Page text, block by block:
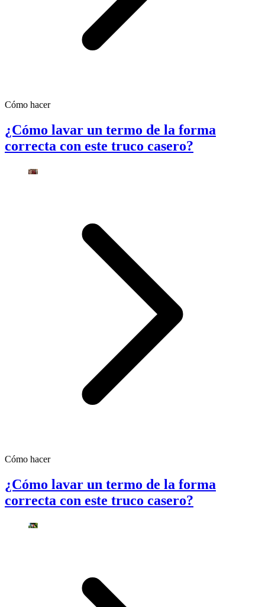
Cómo hacer
¿Cómo lavar un termo de la forma
correcta con este truco casero?
Cómo hacer
¿Cómo lavar un termo de la forma
correcta con este truco casero?